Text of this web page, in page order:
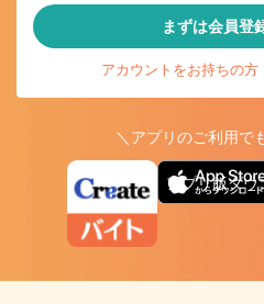
まずは会員登
アカウントをお持ちの方
＼アプリのご利用で
アプリ版ダウ